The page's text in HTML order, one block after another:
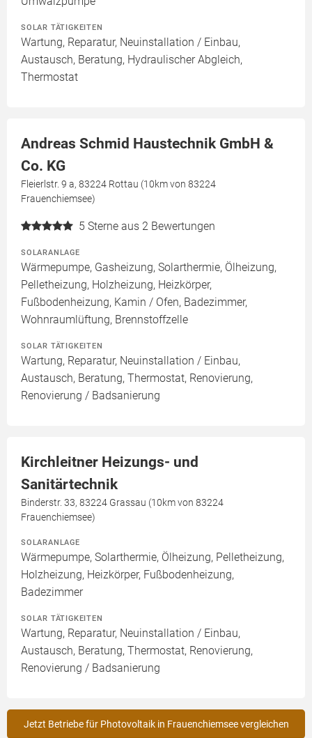
SOLAR TÄTIGKEITEN
Wartung, Reparatur, Neuinstallation / Einbau,
Austausch, Beratung, Hydraulischer Abgleich,
Thermostat
Andreas Schmid Haustechnik GmbH &
Co. KG
Fleierlstr. 9 a, 83224 Rottau (10km von 83224
Frauenchiemsee)
5 Sterne aus 2 Bewertungen
SOLARANLAGE
Wärmepumpe, Gasheizung, Solarthermie, Ölheizung,
Pelletheizung, Holzheizung, Heizkörper,
Fußbodenheizung, Kamin / Ofen, Badezimmer,
Wohnraumlüftung, Brennstoffzelle
SOLAR TÄTIGKEITEN
Wartung, Reparatur, Neuinstallation / Einbau,
Austausch, Beratung, Thermostat, Renovierung,
Renovierung / Badsanierung
Kirchleitner Heizungs- und
Sanitärtechnik
Binderstr. 33, 83224 Grassau (10km von 83224
Frauenchiemsee)
SOLARANLAGE
Wärmepumpe, Solarthermie, Ölheizung, Pelletheizung,
Holzheizung, Heizkörper, Fußbodenheizung,
Badezimmer
SOLAR TÄTIGKEITEN
Wartung, Reparatur, Neuinstallation / Einbau,
Austausch, Beratung, Thermostat, Renovierung,
Renovierung / Badsanierung
Jetzt Betriebe für Photovoltaik in Frauenchiemsee vergleichen